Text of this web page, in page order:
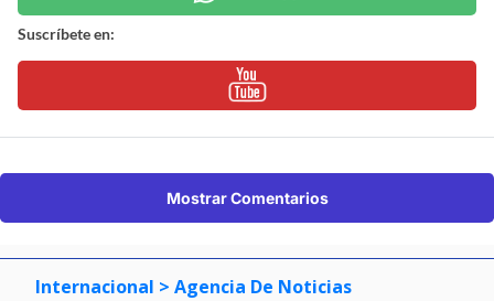
Suscríbete en:
Mostrar Comentarios
Internacional > Agencia De Noticias